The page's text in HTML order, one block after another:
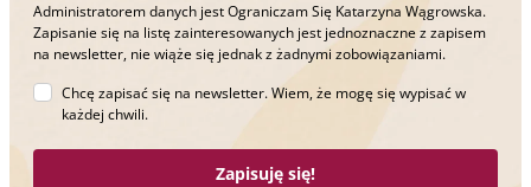
Administratorem danych jest Ograniczam Się Katarzyna Wągrowska.
Zapisanie się na listę zainteresowanych jest jednoznaczne z zapisem
na newsletter, nie wiąże się jednak z żadnymi zobowiązaniami.
Chcę zapisać się na newsletter. Wiem, że mogę się wypisać w
każdej chwili.
Zapisuję się!